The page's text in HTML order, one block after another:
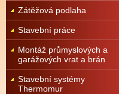
Zátěžová podlaha
Stavební práce
Montáž průmyslových a
garážových vrat a brán
Stavební systémy
Thermomur